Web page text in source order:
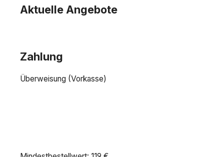
Aktuelle Angebote
Zahlung
Überweisung (Vorkasse)